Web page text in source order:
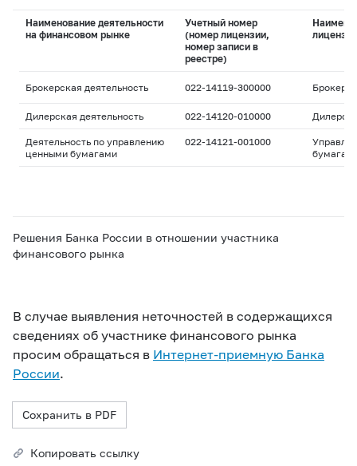
Наименование деятельности
на финансовом рынке
Учетный номер
(номер лицензии,
номер записи в
реестре)
лицензии
Брокерская деятельность 022-14119-300000
Дилерская деятельность 022-14120-010000
Деятельность по управлению
ценными бумагами
022-14121-001000
Решения Банка России в отношении участника
финансового рынка
В случае выявления неточностей в содержащихся
сведениях об участнике финансового рынка
просим обращаться в Интернет-приемную Банка
России.
Сохранить в PDF
Копировать ссылку